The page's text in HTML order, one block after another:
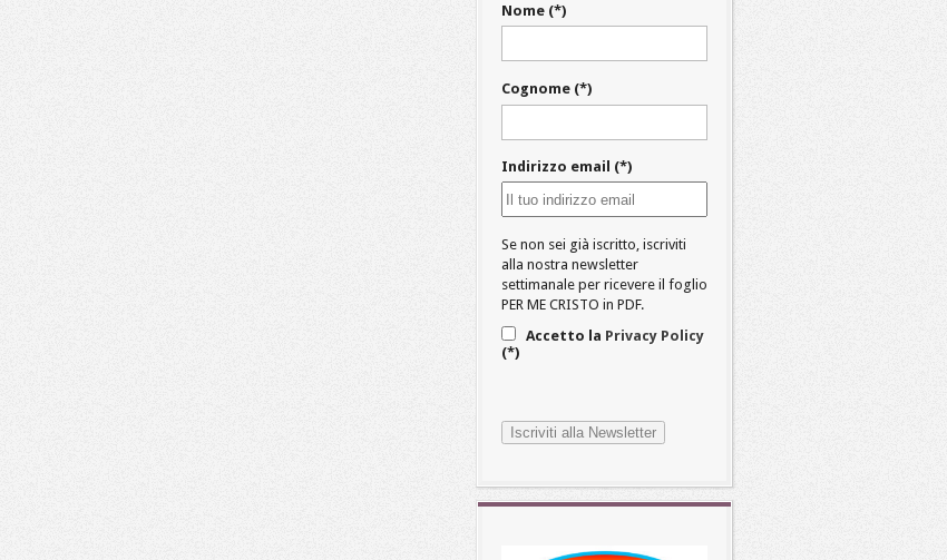
Nome (*)
Cognome (*)
Indirizzo email (*)
Se non sei già iscritto, iscriviti
alla nostra newsletter
settimanale per ricevere il foglio
PER ME CRISTO in PDF.
Accetto la Privacy Policy
(*)